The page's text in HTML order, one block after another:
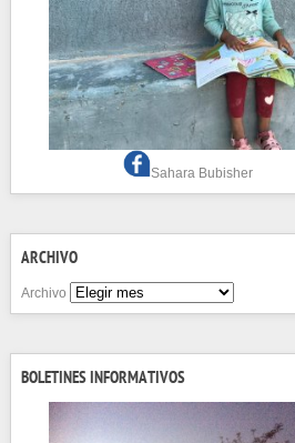
Sahara Bubisher
ARCHIVO
Archivo
BOLETINES INFORMATIVOS